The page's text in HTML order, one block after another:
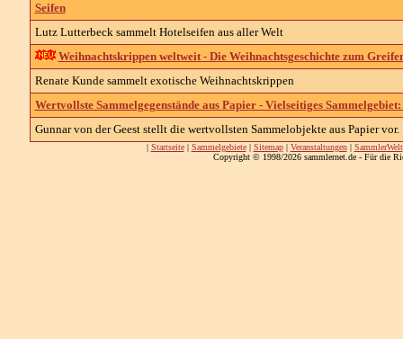
Seifen
Lutz Lutterbeck sammelt Hotelseifen aus aller Welt
Weihnachtskrippen weltweit - Die Weihnachtsgeschichte zum
Renate Kunde sammelt exotische Weihnachtskrippen
Wertvollste Sammelgegenstände aus Papier - Vielseitiges
Gunnar von der Geest stellt die wertvollsten Sammelobjekte aus Papier vor.
| Startseite| Sammelgebiete| Sitemap| Veranstaltungen| SammlerWelt
Copyright © 1998/2026 sammlernet.de - Für die